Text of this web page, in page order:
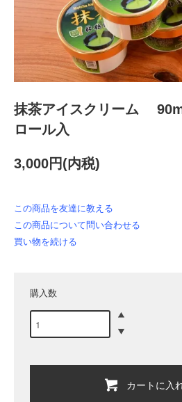
抹茶アイスクリーム
ロール入
3,000円(内税)
この商品を友達に教える
この商品について問い合わせる
買い物を続ける
購入数
カートに入